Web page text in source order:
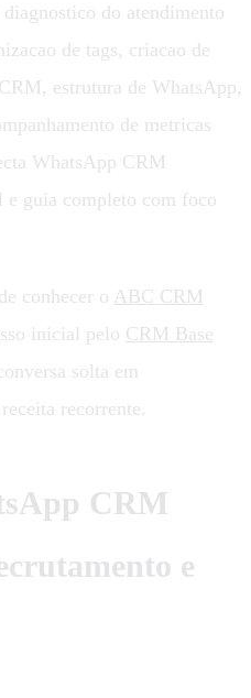
do atendimento
de tags, criacao de
estrutura de WhatsApp,
de metricas
WhatsApp CRM
e guia completo com foco
conhecer o ABC CRM
inicial pelo CRM Base
solta em
recorrente.
CRM
e